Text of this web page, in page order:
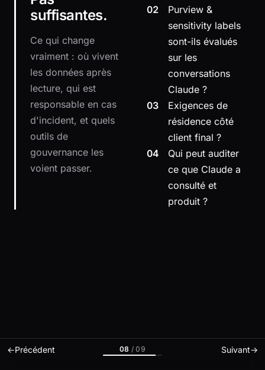
suffisantes.
Ce qui change
vraiment : où vivent
les données après
lecture, qui est
responsable en cas
d'incident, et quels
outils de
gouvernance les
voient passer.
02
Purview &
sensitivity labels
sont-ils évalués
sur les
conversations
Claude ?
03
Exigences de
résidence côté
client final ?
04
Qui peut auditer
ce que Claude a
consulté et
produit ?
←Précédent 08 /09 Suivant→